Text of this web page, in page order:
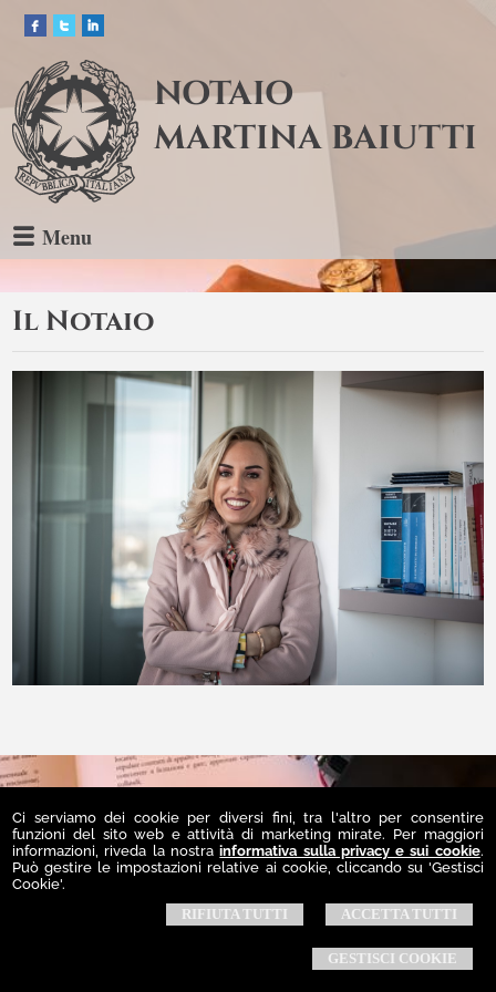
Ci serviamo dei cookie per diversi fini, tra l'altro per consentire
funzioni del sito web e attività di marketing mirate. Per maggiori
informazioni, riveda la nostrainformativa sulla privacy e sui cookie.
Può gestire le impostazioni relative ai cookie, cliccando su 'Gestisci
Cookie'.
ACCETTA TUTTI
RIFIUTA TUTTI
GESTISCI COOKIE
NOTAIO
MARTINA BAIUTTI
Menu
Il Notaio
02899310300 | Privacy-Cookie Policy-Gestisci Cookie-Credits